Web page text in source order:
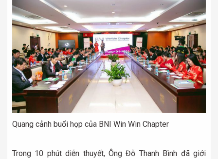
Quang cảnh buổi họp của BNI Win Win Chapter
Trong 10 phút diễn thuyết, Ông Đỗ Thanh Bình đã giới